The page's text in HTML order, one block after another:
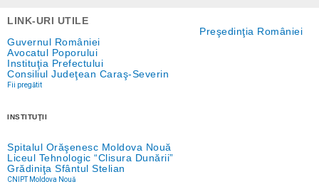
LINK-URI UTILE
Preşedinţia României
Guvernul României
Avocatul Poporului
Instituţia Prefectului
Consiliul Judeţean Caraş-Severin
Fii pregătit
INSTITUŢII
Spitalul Orăşenesc Moldova Nouă
Liceul Tehnologic “Clisura Dunării”
Grădiniţa Sfântul Stelian
CNIPT Moldova Nouă